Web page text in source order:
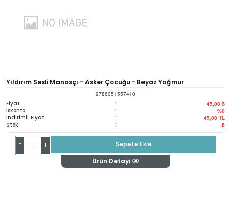
Yıldırım Sesli Manasçı - Asker Çocuğu - Beyaz Yağmur
9786051557410
Fiyat : 45,00 ₺
İskonto : %0
İndirimli Fiyat : 45,00 TL
Stok : 0
- +
Sepete Ekle
Ürün Detayı